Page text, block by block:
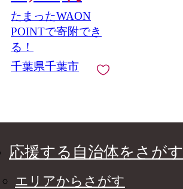
冷凍 レンジ 電子レン
ジ 簡単 簡単料理 千葉
市 千葉県 イオンリテ
ール
たまったWAON
POINTで寄附でき
る！
千葉県千葉市
応援する自治体をさがす
エリアからさがす